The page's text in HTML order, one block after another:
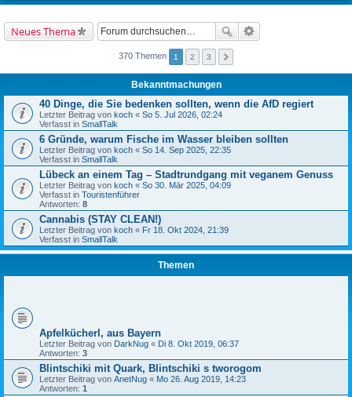
Neues Thema
370 Themen 1 2 3
Bekanntmachungen
40 Dinge, die Sie bedenken sollten, wenn die AfD regiert
Letzter Beitrag von koch « So 5. Jul 2026, 02:24
Verfasst in SmallTalk
6 Gründe, warum Fische im Wasser bleiben sollten
Letzter Beitrag von koch « So 14. Sep 2025, 22:35
Verfasst in SmallTalk
Lübeck an einem Tag – Stadtrundgang mit veganem Genuss
Letzter Beitrag von koch « So 30. Mär 2025, 04:09
Verfasst in Touristenführer
Antworten: 8
Cannabis (STAY CLEAN!)
Letzter Beitrag von koch « Fr 18. Okt 2024, 21:39
Verfasst in SmallTalk
Themen
Apfelkücherl, aus Bayern
Letzter Beitrag von DarkNug « Di 8. Okt 2019, 06:37
Antworten: 3
Blintschiki mit Quark, Blintschiki s tworogom
Letzter Beitrag von AnetNug « Mo 26. Aug 2019, 14:23
Antworten: 1